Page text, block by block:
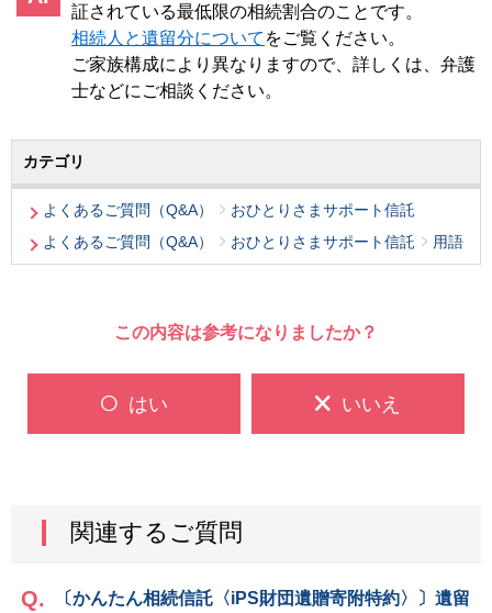
証されている最低限の相続割合のことです。
相続人と遺留分について をご覧ください。
ご家族構成により異なりますので、詳しくは、弁護
士などにご相談ください。
カテゴリ
よくあるご質問（Q&A）
おひとりさまサポート信託
よくあるご質問（Q&A）
おひとりさまサポート信託 用語
この内容は参考になりましたか？
はい いいえ
関連するご質問
〔かんたん相続信託〈iPS財団遺贈寄附特約〉〕遺留